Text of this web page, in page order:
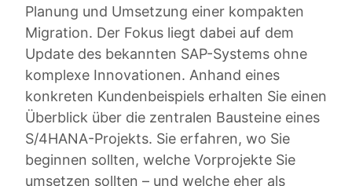
Planung und Umsetzung einer kompakten
Migration. Der Fokus liegt dabei auf dem
Update des bekannten SAP-Systems ohne
komplexe Innovationen. Anhand eines
konkreten Kundenbeispiels erhalten Sie einen
Überblick über die zentralen Bausteine eines
S/4HANA-Projekts. Sie erfahren, wo Sie
beginnen sollten, welche Vorprojekte Sie
umsetzen sollten – und welche eher als